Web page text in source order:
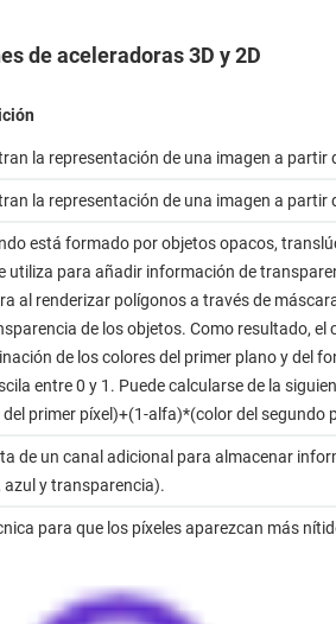
de aceleradoras 3D y 2D
la representación de una imagen a partir
la representación de una imagen a partir
está formado por objetos opacos,
utiliza para añadir información de
al renderizar polígonos a través de
de los objetos. Como resultado, el
de los colores del primer plano y del
entre 0 y 1. Puede calcularse de la
del primer píxel)+(1-alfa)*(color del segundo
de un canal adicional para almacenar
azul y transparencia).
para que los píxeles aparezcan más